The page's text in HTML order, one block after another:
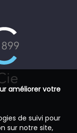
améliorer votre
de suivi pour
sur notre site,